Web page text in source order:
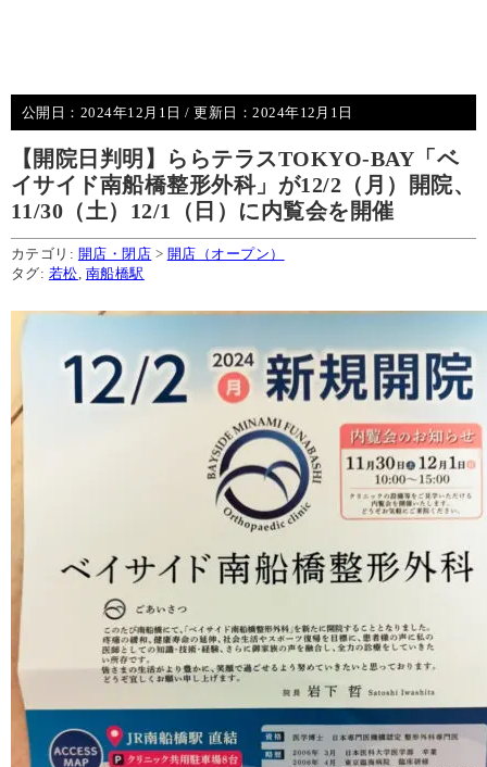
公開日： 2024年12月1日 / 更新日：2024年12月1日
【開院日判明】ららテラスTOKYO-BAY「ベ
イサイド南船橋整形外科」が12/2（月）開院、
11/30（土）12/1（日）に内覧会を開催
カテゴリ: 開店・閉店 > 開店（オープン）
タグ: 若松 南船橋駅